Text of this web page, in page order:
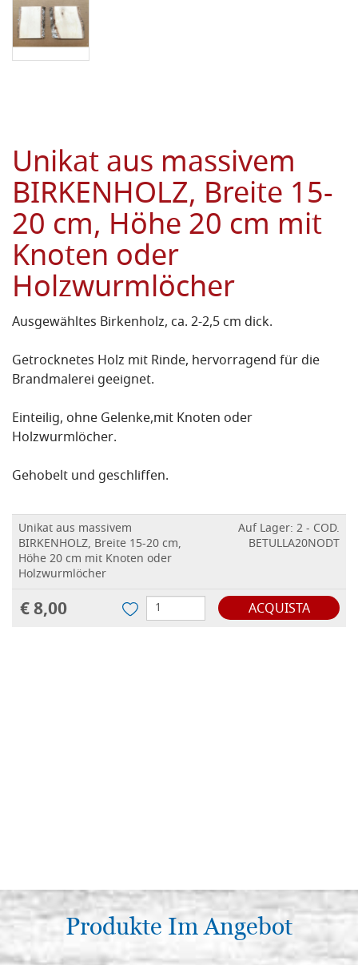
Unikat aus massivem
BIRKENHOLZ, Breite 15-
20 cm, Höhe 20 cm mit
Knoten oder
Holzwurmlöcher
Ausgewähltes Birkenholz, ca. 2-2,5 cm dick.
Getrocknetes Holz mit Rinde, hervorragend für die
Brandmalerei geeignet.
Einteilig, ohne Gelenke,mit Knoten oder
Holzwurmlöcher.
Gehobelt und geschliffen.
Unikat aus massivem
BIRKENHOLZ, Breite 15-20 cm,
Höhe 20 cm mit Knoten oder
Holzwurmlöcher
Auf Lager: 2 - COD.
BETULLA20NODT
€ 8,00 ACQUISTA
Produkte Im Angebot